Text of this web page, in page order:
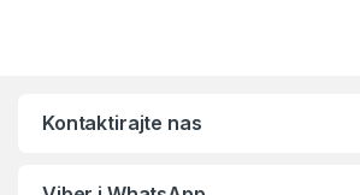
Kontaktirajte nas